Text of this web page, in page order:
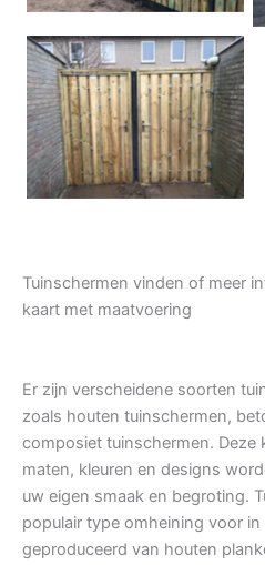
Tuindeur grenen
Tuinschermen vinden of meer
kaart met maatvoering
Er zijn verscheidene soorten
zoals houten tuinschermen,
composiet tuinschermen. Deze
maten, kleuren en designs
uw eigen smaak en begroting.
populair type omheining voor
geproduceerd van houten